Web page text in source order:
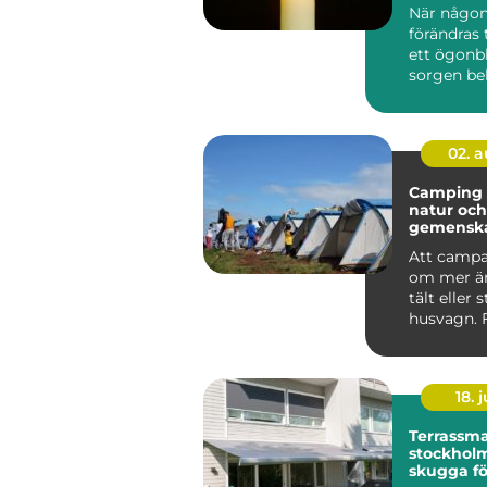
När
förändras
ett
sorgen
...
02.
Camping frihet,
natur och
Att
om mer
tält eller
husvagn.
18.
stockholm
skugga